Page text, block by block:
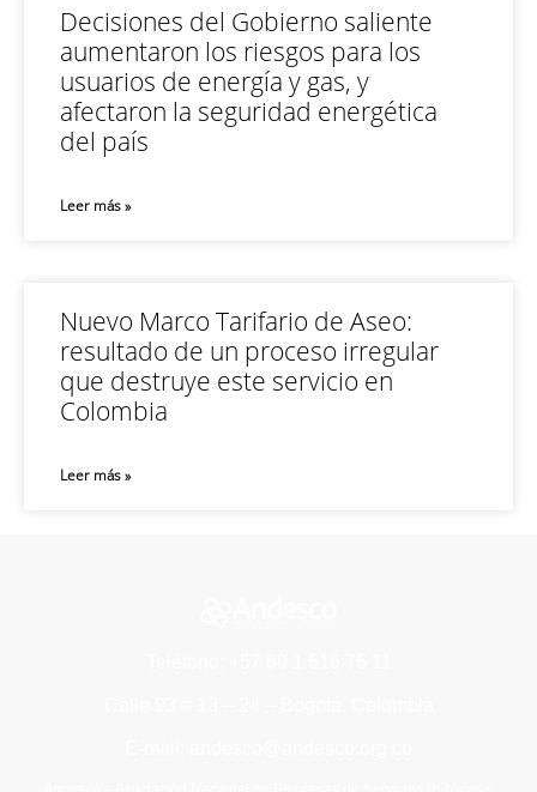
Decisiones del Gobierno saliente
aumentaron los riesgos para los
usuarios de energía y gas, y
afectaron la seguridad energética
del país
Leer más »
Nuevo Marco Tarifario de Aseo:
resultado de un proceso irregular
que destruye este servicio en
Colombia
Leer más »